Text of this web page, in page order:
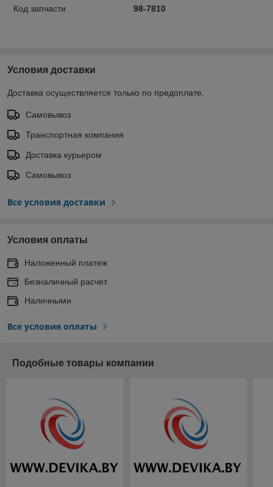
Код запчасти
98-7810
Условия доставки
Доставка осуществляется только по предоплате.
Самовывоз
Транспортная компания
Доставка курьером
Самовывоз
Все условия доставки
Условия оплаты
Наложенный платеж
Безналичный расчет
Наличными
Все условия оплаты
Подобные товары компании